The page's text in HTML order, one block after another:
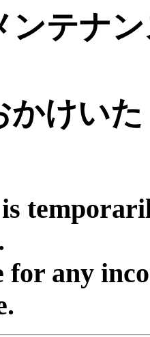
ンテナ
かけい
for any